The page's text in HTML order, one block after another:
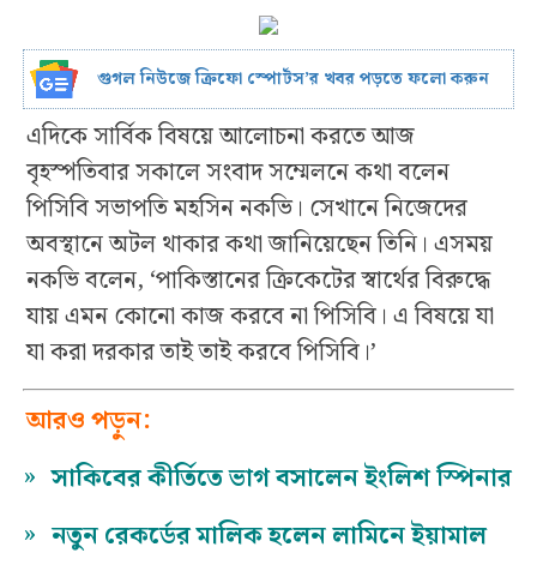
গুগল নিউজে ক্রিফো স্পোর্টস’র খবর পড়তে ফলো করুন
এদিকে সার্বিক বিষয়ে আলোচনা করতে আজ
বৃহস্পতিবার সকালে সংবাদ সম্মেলনে কথা বলেন
পিসিবি সভাপতি মহসিন নকভি। সেখানে নিজেদের
অবস্থানে অটল থাকার কথা জানিয়েছেন তিনি। এসময়
নকভি বলেন, ‘পাকিস্তানের ক্রিকেটের স্বার্থের বিরুদ্ধে
যায় এমন কোনো কাজ করবে না পিসিবি। এ বিষয়ে যা
যা করা দরকার তাই তাই করবে পিসিবি।’
আরও পড়ুন:
» সাকিবের কীর্তিতে ভাগ বসালেন ইংলিশ স্পিনার
» নতুন রেকর্ডের মালিক হলেন লামিনে ইয়ামাল